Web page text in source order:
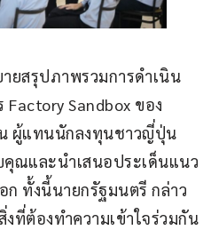
ยสรุปภาพรวมการดำเนิน
Factory Sandbox ของ
ผู้แทนนักลงทุนชาวญี่ปุ่น
คุณและนําเสนอประเด็นแนว
ทั้งนี้นายกรัฐมนตรี กล่าว
ที่ต้องทำความเข้าใจร่วมกัน